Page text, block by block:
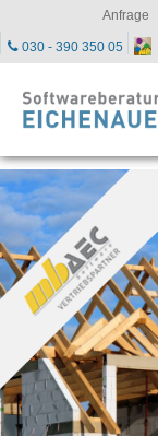
Anfrage
030 - 390 350 05